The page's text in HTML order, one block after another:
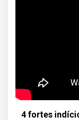
4 fortes